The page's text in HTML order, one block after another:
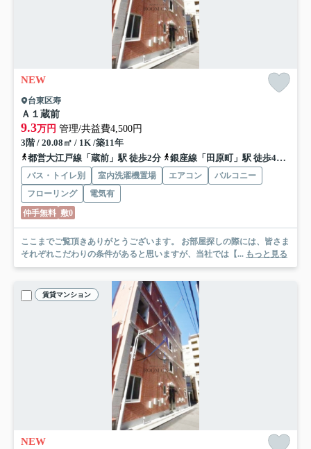
NEW
台東区寿
Ａ１蔵前
9.3万円 管理/共益費4,500円
3階 / 20.08㎡ / 1K /築11年
都営大江戸線「蔵前」駅 徒歩2分
銀座線「田原町」駅 徒歩4分
バス・トイレ別 室内洗濯機置場 エアコン
バルコニー
フローリング
電気有
仲手無料 敷0
ここまでご覧頂きありがとうございます。 お部屋探しの際には、皆さま
それぞれこだわりの条件があると思いますが、当社では【... もっと見る
賃貸マンション
NEW